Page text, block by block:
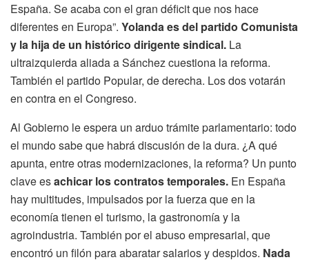
España. Se acaba con el gran déficit que nos hace
diferentes en Europa”. Yolanda es del partido Comunista
y la hija de un histórico dirigente sindical. La
ultraizquierda aliada a Sánchez cuestiona la reforma.
También el partido Popular, de derecha. Los dos votarán
en contra en el Congreso.
Al Gobierno le espera un arduo trámite parlamentario: todo
el mundo sabe que habrá discusión de la dura. ¿A qué
apunta, entre otras modernizaciones, la reforma? Un punto
clave esachicar los contratos temporales. En España
hay multitudes, impulsados por la fuerza que en la
economía tienen el turismo, la gastronomía y la
agroindustria. También por el abuso empresarial, que
encontró un filón para abaratar salarios y despidos. Nada